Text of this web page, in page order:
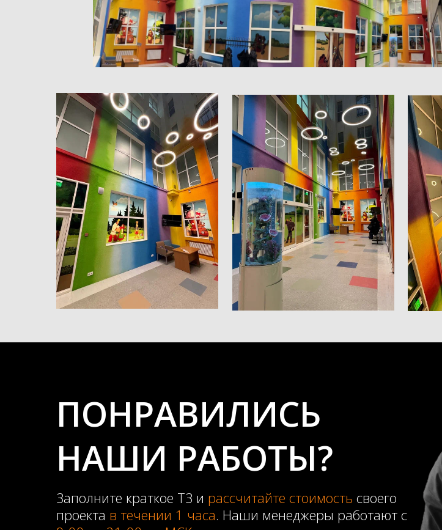
Заполните краткое ТЗ и рассчитайте стоимость своего
проекта в течении 1 часа. Наши менеджеры работают с
ПОНРАВИЛИСЬ
НАШИ РАБОТЫ?